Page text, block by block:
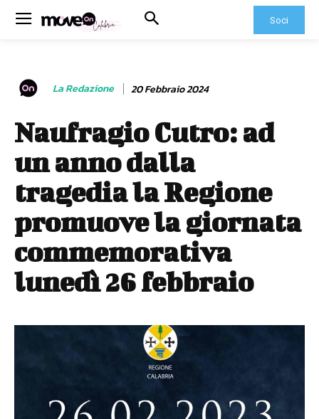
Soci
La Redazione 20 Febbraio 2024
Naufragio Cutro: ad
un anno dalla
tragedia la Regione
promuove la giornata
commemorativa
lunedì 26 febbraio